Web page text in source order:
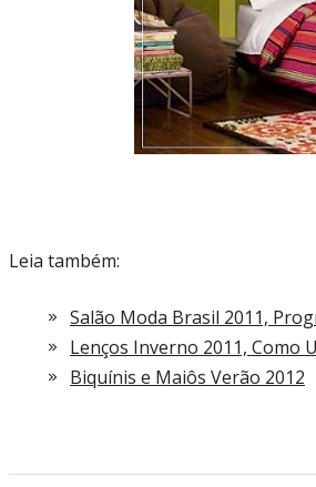
Leia também:
Salão Moda Brasil 2011,
Lenços Inverno 2011, Como
Biquínis e Maiôs Verão 2012